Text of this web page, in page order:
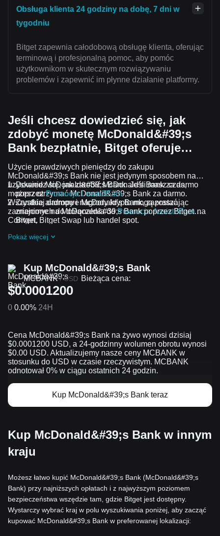
Obsługa klienta 24 godziny na dobę, 7 dni w
tygodniu
Bitget zapewnia całodobową obsługę klienta, oferując
terminową i profesjonalną pomoc, aby pomóc
użytkownikom w skutecznym rozwiązywaniu
problemów i zapewnić im płynne działanie platformy.
Jeśli chcesz dowiedzieć się, jak
zdobyć monetę McDonald&#39;s
Bank bezpłatnie, Bitget oferuje…
Użycie prawdziwych pieniędzy do zakupu
McDonald&#39;s Bank nie jest jedynym sposobem na
uzyskanie McDonald&#39;s Bank. Jeśli masz czas,
możesz otrzymać McDonald&#39;s Bank za darmo.
Dowiedz się, jak zarobić McDonald's Bank za darmo
poprzezPromocja Learn2Earn
Zarabiaj darmowe McDonald's Bank, zapraszając
znajomych do dołączenia doPromocja Assist2Earnna
Bitget.
dołączając do
Wszystkie airdropy i nagrody krypto mogą zostać
zamienione na McDonald&#39;s Bank poprzez Bitget
Convert, Bitget Swap lub handel spot.
Pokaż więcej
Kup McDonald&#39;s Bank
MCBANK /USD Bieżąca cena:
$0.0001200
0 0.00% 24H
Cena McDonald&#39;s Bank na żywo wynosi dzisiaj
$0.0001200 USD, a 24-godzinny wolumen obrotu wynosi
$0.00 USD. Aktualizujemy nasze ceny MCBANK w
stosunku do USD w czasie rzeczywistym. MCBANK
odnotował 0% w ciągu ostatnich 24 godzin.
Kup McDonald&#39;s Bank teraz
Kup McDonald&#39;s Bank w innym
kraju
Możesz łatwo kupić McDonald&#39;s Bank (McDonald&#39;s
Bank) przy najniższych opłatach i z najwyższym poziomem
bezpieczeństwa wszędzie tam, gdzie Bitget jest dostępny.
Wystarczy wybrać kraj w polu wyszukiwania poniżej, aby zacząć
kupować McDonald&#39;s Bank w preferowanej lokalizacji: